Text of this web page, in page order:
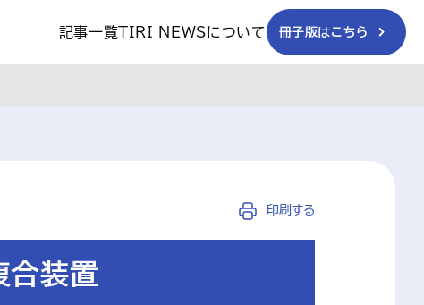
記事一覧TIRI NEWSについて 冊子版はこちら
印刷する
合装置